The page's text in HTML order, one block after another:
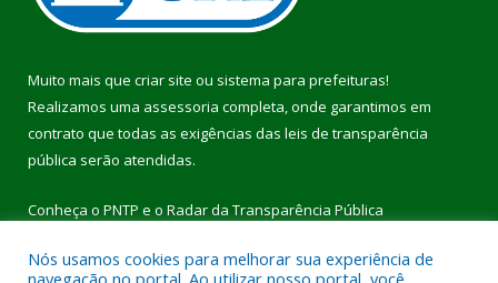
Muito mais que criar site ou sistema para prefeituras!
Realizamos uma assessoria completa, onde garantimos em
contrato que todas as exigências das leis de transparência
pública serão atendidas.
Conheça o PNTP e o Radar da Transparência Pública
Nós usamos cookies para melhorar sua experiência de
navegação no portal. Ao utilizar nosso portal, você